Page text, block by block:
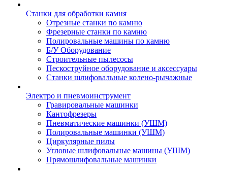
Станки для обработки камня
Отрезные станки по камню
Фрезерные станки по камню
Полировальные машины по камню
Б/У Оборудование
Строительные пылесосы
Пескоструйное оборудование и аксессуары
Станки шлифовальные колено-рычажные
Электро и пневмоинструмент
Гравировальные машинки
Кантофрезеры
Пневматические машинки (УШМ)
Полировальные машинки (УШМ)
Циркулярные пилы
Угловые шлифовальные машины (УШМ)
Прямошлифовальные машинки